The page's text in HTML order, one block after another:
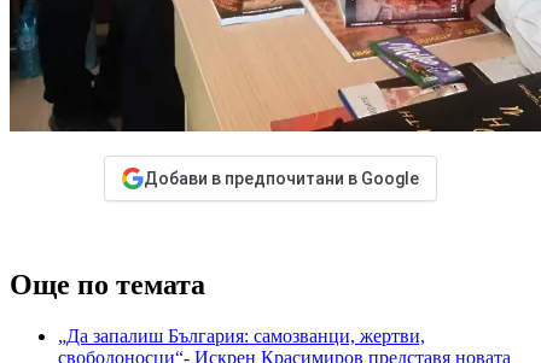
Добави в предпочитани в Google
Още по темата
„Да запалиш България: самозванци, жертви,
свободоносци“- Искрен Красимиров представя новата